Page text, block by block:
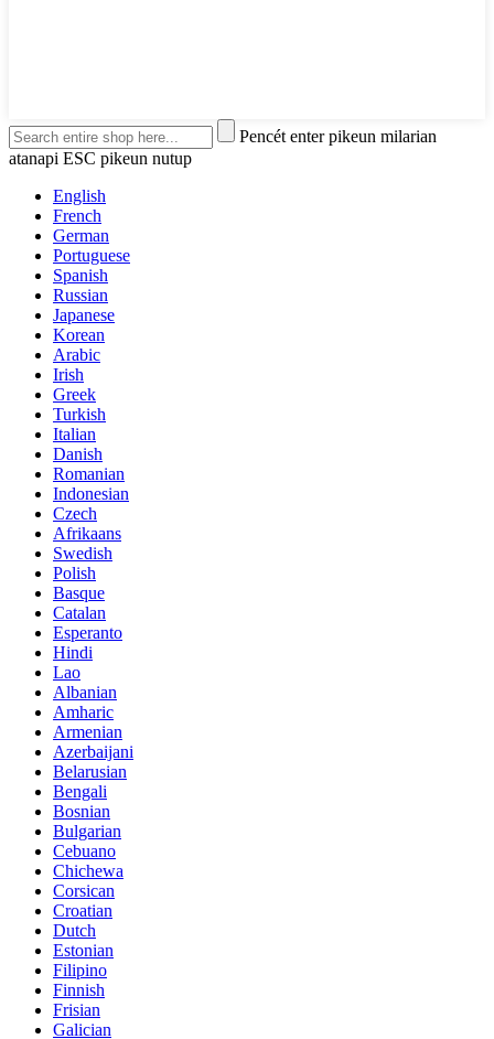
Pencét enter pikeun milarian
atanapi ESC pikeun nutup
English
French
German
Portuguese
Spanish
Russian
Japanese
Korean
Arabic
Irish
Greek
Turkish
Italian
Danish
Romanian
Indonesian
Czech
Afrikaans
Swedish
Polish
Basque
Catalan
Esperanto
Hindi
Lao
Albanian
Amharic
Armenian
Azerbaijani
Belarusian
Bengali
Bosnian
Bulgarian
Cebuano
Chichewa
Corsican
Croatian
Dutch
Estonian
Filipino
Finnish
Frisian
Galician